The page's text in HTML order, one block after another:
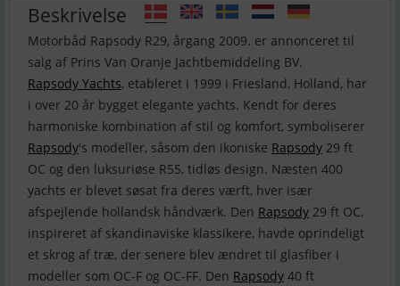
Beskrivelse
Motorbåd Rapsody R29, årgang 2009. er annonceret til
Rapsody Yachts, etableret i 1999 i Friesland, Holland, har
i over 20 år bygget elegante yachts. Kendt for deres
harmoniske kombination af stil og komfort, symboliserer
Rapsody's modeller, såsom den ikoniske Rapsody 29 ft
OC og den luksuriøse R55, tidløs design. Næsten 400
yachts er blevet søsat fra deres værft, hver især
afspejlende hollandsk håndværk. Den Rapsody 29 ft OC,
inspireret af skandinaviske klassikere, havde oprindeligt
et skrog af træ, der senere blev ændret til glasfiber i
modeller som OC-F og OC-FF. Den Rapsody 40 ft